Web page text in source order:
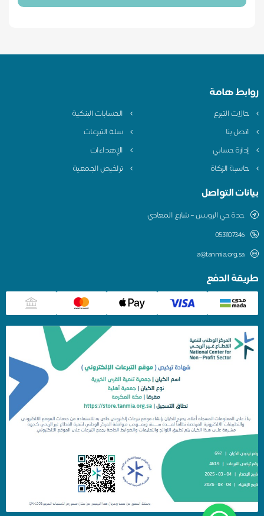
هامة
التبرع
الحسابات البنكية
بنا
سلة التبرعات
حسابي
الإهداءات
الزكاة
تراخيص الجمعية
التواصل
جدة حي الرويس – شارع المعادي
0531107346
a@tanmia.org.sa
الدفع